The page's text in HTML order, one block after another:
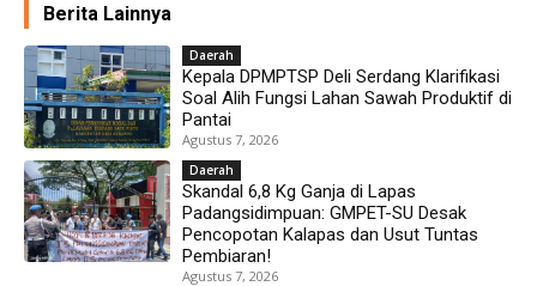
Berita Lainnya
Daerah
Kepala DPMPTSP Deli Serdang Klarifikasi
Soal Alih Fungsi Lahan Sawah Produktif di
Pantai
Agustus 7, 2026
Daerah
Skandal 6,8 Kg Ganja di Lapas
Padangsidimpuan: GMPET-SU Desak
Pencopotan Kalapas dan Usut Tuntas
Pembiaran!
Agustus 7, 2026